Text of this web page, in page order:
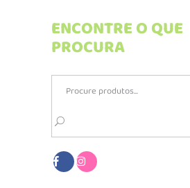
ENCONTRE O QUE
PROCURA